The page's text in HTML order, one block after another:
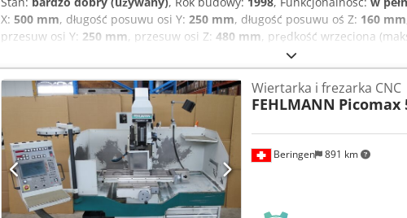
X: 500 mm, długość posuwu osi Y: 250 mm, długość posuwu oś Z: 160 mm
przesuw osi Y: 250 mm, przesuw osi Z: 480 mm, prędkość wrzeciona
1 m/min
pociągnięcie piórem:160 mm, szerokość stołu:320 mm, długość stołu:
pinoli 160 , W - ścieżka przesuwu głowicy maszyny 480 , stół 880 x 320 ,
100-9000 obr/min , 5 kW , 60 Nm , Heidenhauin TNC 124 Wiele akcesoriów
Beringen 891 km
Wiertarka i frezarka CNC
FEHLMANN Picomax